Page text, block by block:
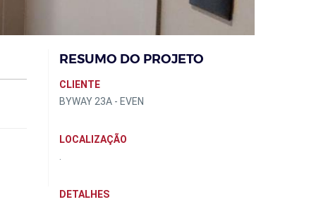
RESUMO DO PROJETO
CLIENTE
BYWAY 23A - EVEN
LOCALIZAÇÃO
DETALHES